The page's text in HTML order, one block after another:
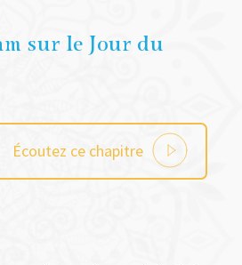
sur le Jour du
Écoutez ce chapitre